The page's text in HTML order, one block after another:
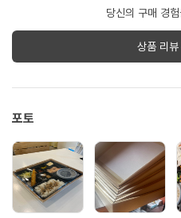
당신의 구매 경
상품 리뷰
포토